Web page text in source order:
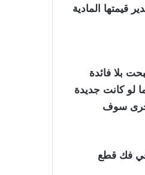
قيمتها المادية
بلا فائدة
لو كانت جديدة
سوف
في فك قطع